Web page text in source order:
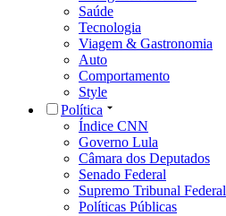
Saúde
Tecnologia
Viagem & Gastronomia
Auto
Comportamento
Style
Política
Índice CNN
Governo Lula
Câmara dos Deputados
Senado Federal
Supremo Tribunal Federal
Políticas Públicas